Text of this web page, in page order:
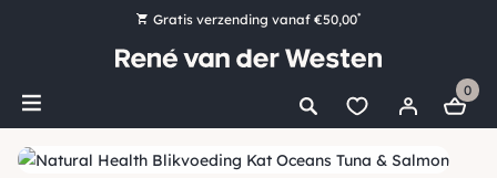
Gratis verzending vanaf €50,00*
Bestel nu, betaal later met Klarna
Ruim 16.000 artikelen op voorraad
0